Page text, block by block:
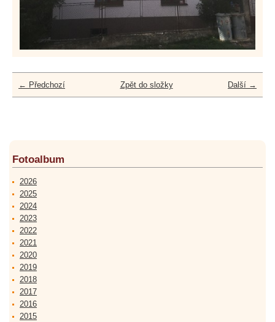
← Předchozí Další →
Zpět do složky
Fotoalbum
2026
2025
2024
2023
2022
2021
2020
2019
2018
2017
2016
2015